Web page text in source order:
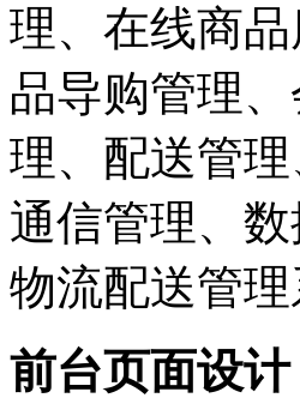
理、在线商
品导购管理
理、配送管
通信管理、
物流配送管
前台页面设计